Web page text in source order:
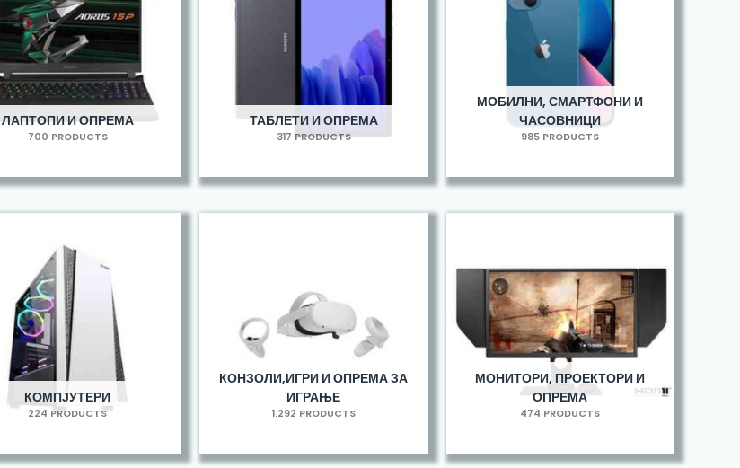
ЛАПТОПИ И ОПРЕМА
700 PRODUCTS
ТАБЛЕТИ И ОПРЕМА
317 PRODUCTS
МОБИЛНИ, СМАРТФОНИ И
ЧАСОВНИЦИ
985 PRODUCTS
КОМПЈУТЕРИ
224 PRODUCTS
КОНЗОЛИ,ИГРИ И ОПРЕМА ЗА
ИГРАЊЕ
1.292 PRODUCTS
МОНИТОРИ, ПРОЕКТОРИ И
ОПРЕМА
474 PRODUCTS